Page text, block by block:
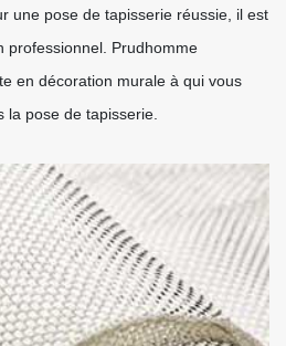
une pose de tapisserie réussie, il est
professionnel. Prudhomme
en décoration murale à qui vous
la pose de tapisserie.